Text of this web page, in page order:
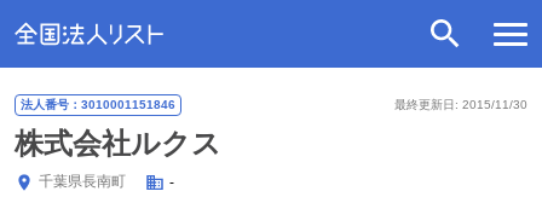
最終更新日: 2015/11/30
法人番号：3010001151846
株式会社ルクス
千葉県長南町 -